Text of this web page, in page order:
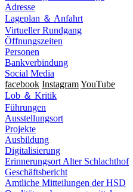
Adresse
Lageplan ＆ Anfahrt
Virtueller Rundgang
Öffnungszeiten
Personen
Bankverbindung
Social Media
facebook InstagramYouTube
Lob ＆ Kritik
Führungen
Ausstellungsort
Projekte
Ausbildung
Digitalisierung
Erinnerungsort Alter Schlachthof
Geschäftsbericht
Amtliche Mitteilungen der HSD